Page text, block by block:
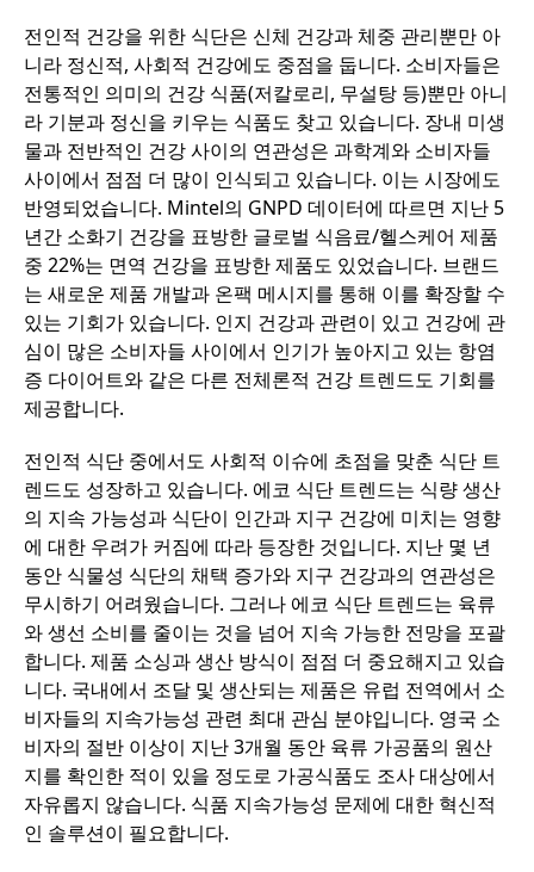
전인적 건강을 위한 식단은 신체 건강과 체중 관리뿐만 아
니라 정신적, 사회적 건강에도 중점을 둡니다. 소비자들은
전통적인 의미의 건강 식품(저칼로리, 무설탕 등)뿐만 아니
라 기분과 정신을 키우는 식품도 찾고 있습니다. 장내 미생
물과 전반적인 건강 사이의 연관성은 과학계와 소비자들
사이에서 점점 더 많이 인식되고 있습니다. 이는 시장에도
반영되었습니다. Mintel의 GNPD 데이터에 따르면 지난 5
년간 소화기 건강을 표방한 글로벌 식음료/헬스케어 제품
중 22%는 면역 건강을 표방한 제품도 있었습니다. 브랜드
는 새로운 제품 개발과 온팩 메시지를 통해 이를 확장할 수
있는 기회가 있습니다. 인지 건강과 관련이 있고 건강에 관
심이 많은 소비자들 사이에서 인기가 높아지고 있는 항염
증 다이어트와 같은 다른 전체론적 건강 트렌드도 기회를
제공합니다.
전인적 식단 중에서도 사회적 이슈에 초점을 맞춘 식단 트
렌드도 성장하고 있습니다. 에코 식단 트렌드는 식량 생산
의 지속 가능성과 식단이 인간과 지구 건강에 미치는 영향
에 대한 우려가 커짐에 따라 등장한 것입니다. 지난 몇 년
동안 식물성 식단의 채택 증가와 지구 건강과의 연관성은
무시하기 어려웠습니다. 그러나 에코 식단 트렌드는 육류
와 생선 소비를 줄이는 것을 넘어 지속 가능한 전망을 포괄
합니다. 제품 소싱과 생산 방식이 점점 더 중요해지고 있습
니다. 국내에서 조달 및 생산되는 제품은 유럽 전역에서 소
비자들의 지속가능성 관련 최대 관심 분야입니다. 영국 소
비자의 절반 이상이 지난 3개월 동안 육류 가공품의 원산
지를 확인한 적이 있을 정도로 가공식품도 조사 대상에서
자유롭지 않습니다. 식품 지속가능성 문제에 대한 혁신적
인 솔루션이 필요합니다.